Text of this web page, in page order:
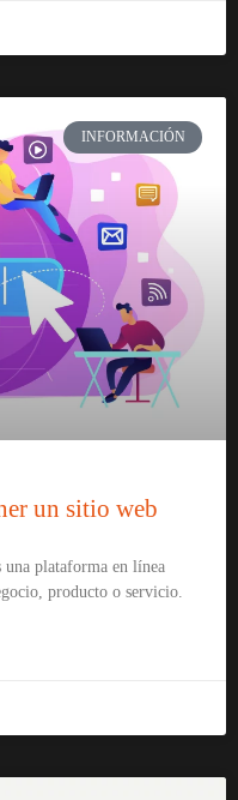
INFORMACIÓN
un sitio web
plataforma en línea
producto o servicio.